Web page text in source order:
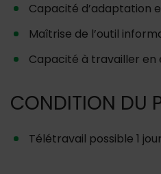
Capacité d’adaptation
Maîtrise de l’outil
Capacité à travailler en
CONDITION DU
Télétravail possible 1